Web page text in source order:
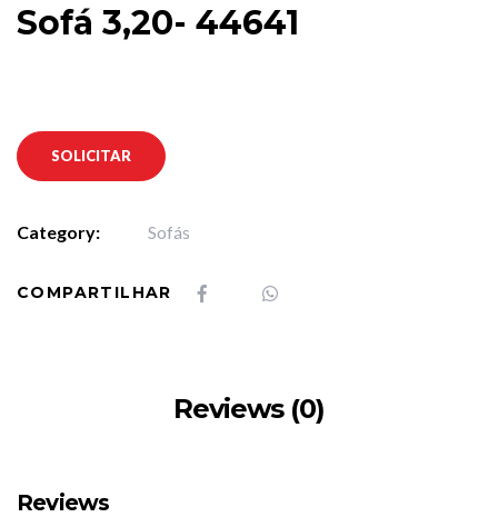
Sofá 3,20- 44641
SOLICITAR
Category: Sofás
COMPARTILHAR
Reviews (0)
Reviews